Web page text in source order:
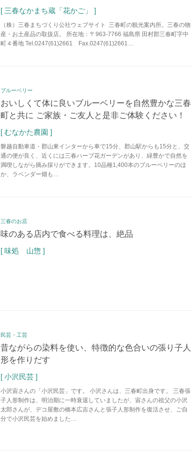
[ 三春なかまち蔵「花かご」 ]
（株）三春まちづくり公社ウェブサイト 三春町の観光案内所。三春の物
産・お土産品の取扱店。 所在地：〒963-7766 福島県 田村郡三春町字中
町４番地 Tel.0247(61)2661 Fax.0247(61)2661…
ブルーベリー
おいしくて体に良いブルーベリーを自然豊かな三春
町と共に ご家族・ご友人と是非ご体験ください！
[ むなかた農園 ]
磐越自動車道・郡山東インターから車で15分、郡山駅からも15分と、交
通の便が良く、近くには三春ハーブ花ガーデンがあり、緑豊かで自然を
満喫しながら摘み採りができます。10品種1,400本のブルーベリーのほ
か、ラベンダー畑も…
三春のお店
味のある店内で食べる料理は、絶品
[ 味処 山惣 ]
民芸・工芸
昔ながらの染料を使い、特徴的な色合いの張り子人
形を作りだす
[ 小沢民芸 ]
小沢宙さんの「小沢民芸」です。 小沢さんは、三春町出身です。 三春張
子人形制作は、明治期に一時衰退していましたが、宙さんの祖父の小沢
太郎さんが、デコ屋敷の橋本広吉さんと張子人形制作を復活させ、ご自
分で小沢民芸を始めました…